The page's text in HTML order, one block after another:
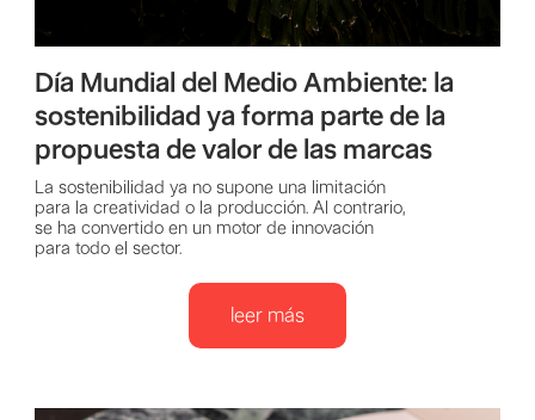
Día Mundial del Medio Ambiente: la
sostenibilidad ya forma parte de la
propuesta de valor de las marcas
La sostenibilidad ya no supone una limitación
para la creatividad o la producción. Al contrario,
se ha convertido en un motor de innovación
para todo el sector.
leer más